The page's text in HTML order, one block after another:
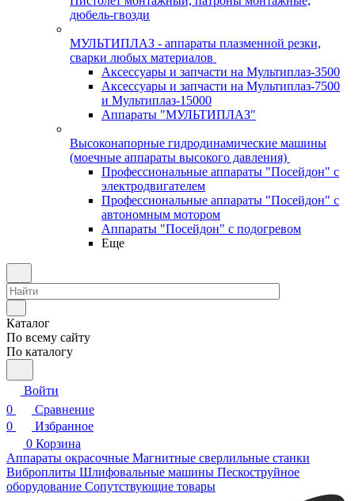
дюбель-гвозди
МУЛЬТИПЛАЗ - аппараты плазменной резки,
сварки любых материалов
Аксессуары и запчасти на Мультиплаз-3500
Аксессуары и запчасти на Мультиплаз-7500
и Мультиплаз-15000
Аппараты "МУЛЬТИПЛАЗ"
Высоконапорные гидродинамические машины
(моечные аппараты высокого давления)
Профессиональные аппараты "Посейдон" с
электродвигателем
Профессиональные аппараты "Посейдон" с
автономным мотором
Аппараты "Посейдон" с подогревом
Еще
Каталог
По всему сайту
По каталогу
Войти
0
Сравнение
0
Избранное
0 Корзина
Аппараты окрасочные Магнитные сверлильные станки
Виброплиты Шлифовальные машины Пескоструйное
оборудование Сопутствующие товары